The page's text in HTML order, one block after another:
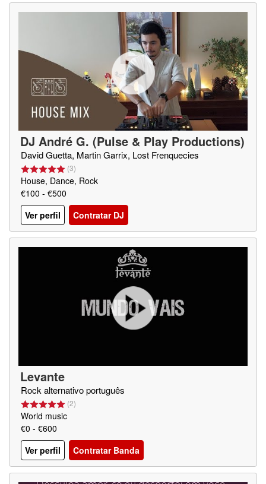
DJ André G. (Pulse & Play Productions)
David Guetta, Martin Garrix, Lost Frenquecies
(3)
House, Dance, Rock
€100 - €500
Ver perfil
Contratar DJ
Levante
Rock alternativo português
(2)
World music
€0 - €600
Ver perfil
Contratar Banda